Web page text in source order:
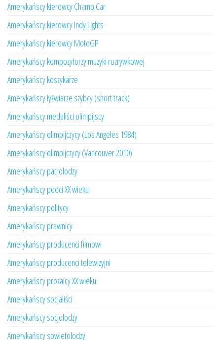
Amerykańscy kierowcy Champ Car
Amerykańscy kierowcy Indy Lights
Amerykańscy kierowcy MotoGP
Amerykańscy kompozytorzy muzyki rozrywkowej
Amerykańscy koszykarze
Amerykańscy łyżwiarze szybcy (short track)
Amerykańscy medaliści olimpijscy
Amerykańscy olimpijczycy (Los Angeles 1984)
Amerykańscy olimpijczycy (Vancouver 2010)
Amerykańscy patrolodzy
Amerykańscy poeci XX wieku
Amerykańscy politycy
Amerykańscy prawnicy
Amerykańscy producenci filmowi
Amerykańscy producenci telewizyjni
Amerykańscy prozaicy XX wieku
Amerykańscy socjaliści
Amerykańscy socjolodzy
Amerykańscy sowietolodzy